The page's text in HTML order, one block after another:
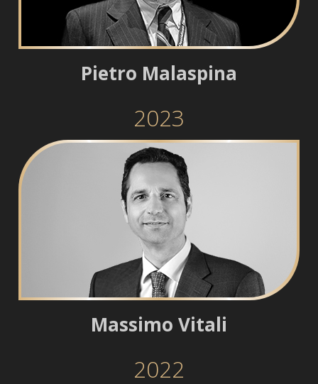
Pietro Malaspina
2023
Massimo Vitali
2022